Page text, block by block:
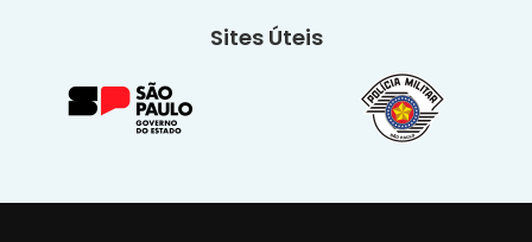
Sites Úteis